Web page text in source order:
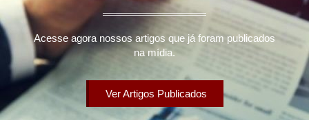
Acesse agora nossos artigos que já foram publicados
na mídia.
Ver Artigos Publicados